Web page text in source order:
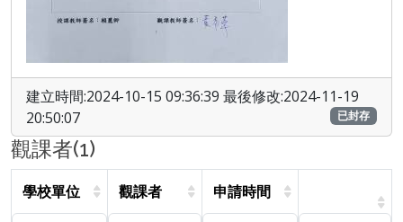
建立時間:2024-10-15 09:36:39 最後修改:2024-11-19
20:50:07
已封存
觀課者(1)
學校單位 觀課者 申請時間